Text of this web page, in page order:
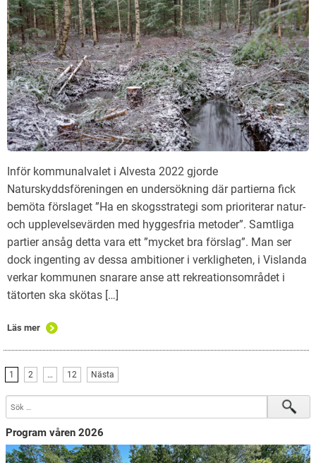
Inför kommunalvalet i Alvesta 2022 gjorde
Naturskyddsföreningen en undersökning där partierna fick
bemöta förslaget ”Ha en skogsstrategi som prioriterar natur-
och upplevelsevärden med hyggesfria metoder”. Samtliga
partier ansåg detta vara ett ”mycket bra förslag”. Man ser
dock ingenting av dessa ambitioner i verkligheten, i Vislanda
verkar kommunen snarare anse att rekreationsområdet i
tätorten ska skötas […]
Läs mer
1 2 … 12 Nästa
Program våren 2026